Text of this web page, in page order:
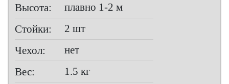
Высота:
плавно 1-2 м
Стойки:
2 шт
Чехол:
нет
Вес:
1.5 кг